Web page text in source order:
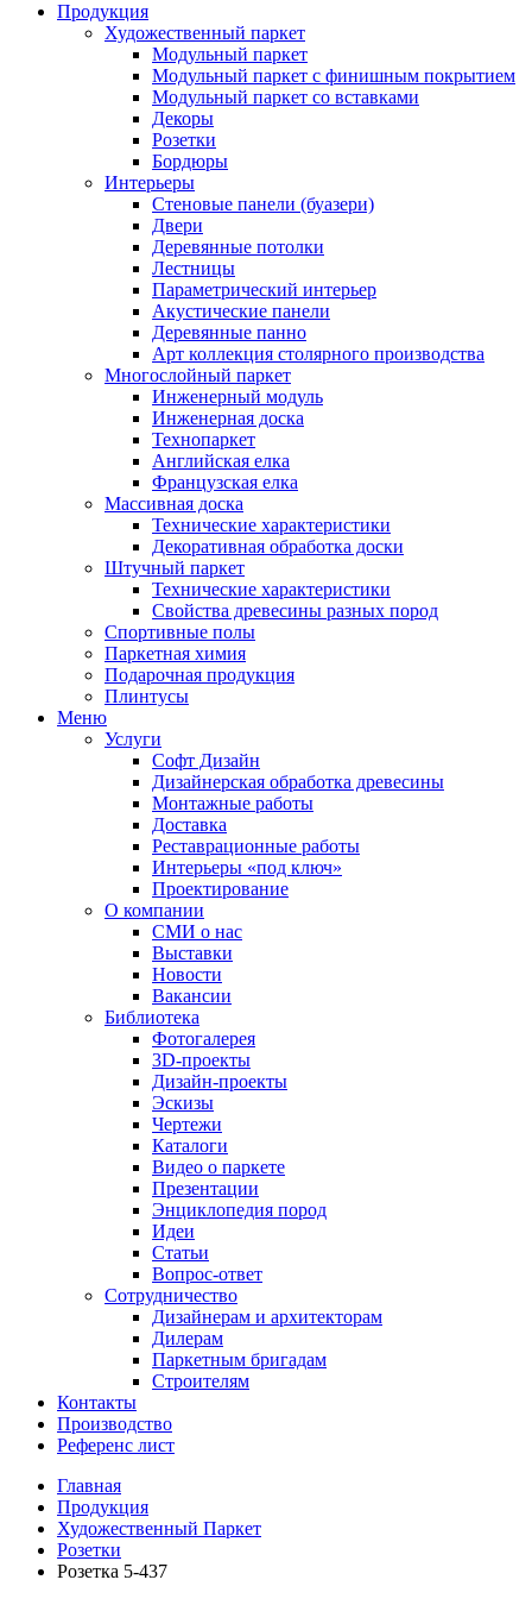
Продукция
Художественный паркет
Модульный паркет
Модульный паркет с финишным покрытием
Модульный паркет со вставками
Декоры
Розетки
Бордюры
Интерьеры
Стеновые панели (буазери)
Двери
Деревянные потолки
Лестницы
Параметрический интерьер
Акустические панели
Деревянные панно
Арт коллекция столярного производства
Многослойный паркет
Инженерный модуль
Инженерная доска
Технопаркет
Английская елка
Французская елка
Массивная доска
Технические характеристики
Декоративная обработка доски
Штучный паркет
Технические характеристики
Свойства древесины разных пород
Спортивные полы
Паркетная химия
Подарочная продукция
Плинтусы
Меню
Услуги
Софт Дизайн
Дизайнерская обработка древесины
Монтажные работы
Доставка
Реставрационные работы
Интерьеры «под ключ»
Проектирование
О компании
СМИ о нас
Выставки
Новости
Вакансии
Библиотека
Фотогалерея
3D-проекты
Дизайн-проекты
Эскизы
Чертежи
Каталоги
Видео о паркете
Презентации
Энциклопедия пород
Идеи
Статьи
Вопрос-ответ
Сотрудничество
Дизайнерам и архитекторам
Дилерам
Паркетным бригадам
Строителям
Контакты
Производство
Референс лист
Главная
Продукция
Художественный Паркет
Розетки
Розетка 5-437